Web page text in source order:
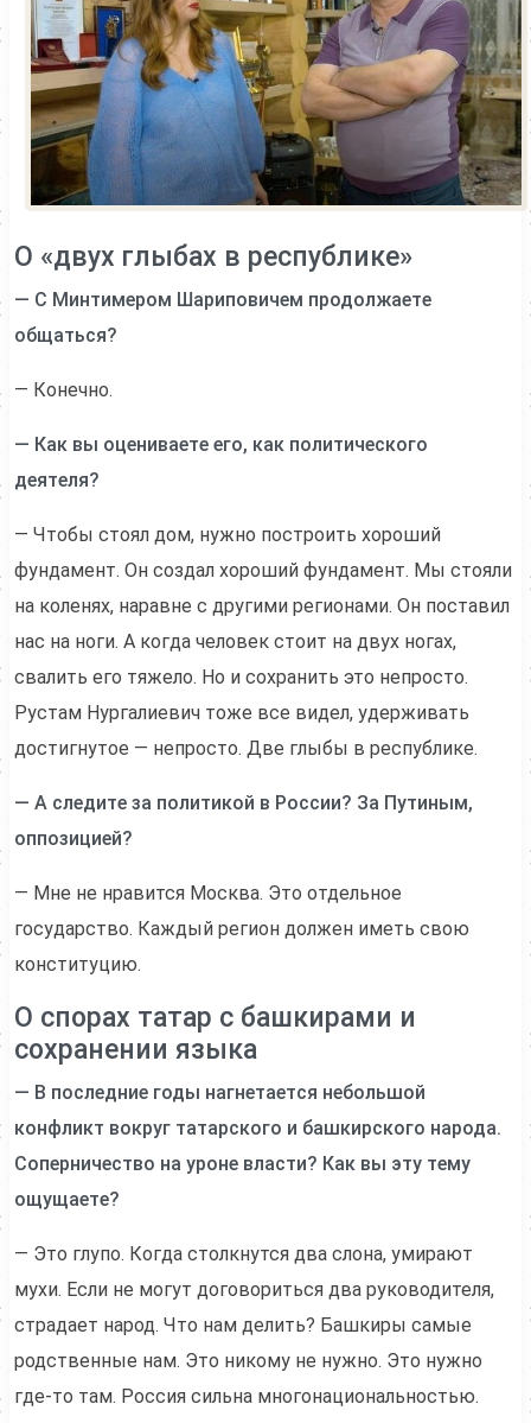
О «двух глыбах в республике»
— С Минтимером Шариповичем продолжаете
общаться?
— Конечно.
— Как вы оцениваете его, как политического
деятеля?
— Чтобы стоял дом, нужно построить хороший
фундамент. Он создал хороший фундамент. Мы стояли
на коленях, наравне с другими регионами. Он поставил
нас на ноги. А когда человек стоит на двух ногах,
свалить его тяжело. Но и сохранить это непросто.
Рустам Нургалиевич тоже все видел, удерживать
достигнутое — непросто. Две глыбы в республике.
— А следите за политикой в России? За Путиным,
оппозицией?
— Мне не нравится Москва. Это отдельное
государство. Каждый регион должен иметь cвою
конституцию.
О спорах татар с башкирами и
сохранении языка
— В последние годы нагнетается небольшой
конфликт вокруг татарского и башкирского народа.
Соперничество на уроне власти? Как вы эту тему
ощущаете?
— Это глупо. Когда столкнутся два слона, умирают
мухи. Если не могут договориться два руководителя,
страдает народ. Что нам делить? Башкиры самые
родственные нам. Это никому не нужно. Это нужно
где-то там. Россия сильна многонациональностью.